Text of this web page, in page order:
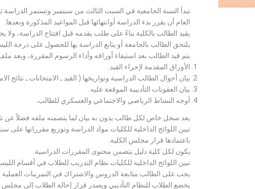
تبدأ السنة الجامعية في السبت الثالث من سبتمبر وتستمر
العام أن يقرر بدء الدراسة أوانتهائها قبل المواعيد المذكورة وبعدها.
يقيد الطالب بالكلية بناءً على طلب يقدمه قبل افتتاح الدراسة،
يلتحق الطالب بالجامعة أو يتابع الدراسة بها للحصول على درجة
يتم قيد الطالب بعد استيفاء أوراقه وأداء الرسوم المقررة،
الأوراق المقدمة لإجراء القيد.
بيان أحوال الطالب الدراسية وتواريخها ( القيد ـ الامتحانات ـ نتائح
بيان العقوبات التأديبية الموقعة عليه.
أوجه النشاط الرياضي والاجتماعي والعسكري للطالب.
يعد سجل خاص لكل طالب يدون به بيان لما يتضمنه ملفه فضلاً عن
تبين اللوائح الداخلية للكليات مواد الدراسة وتوزيع
باعتمادها قرار مجلس الكلية.
يكون لكل كلية دليل يتضمن محتوى المقررات الدراسية.
تبين اللوائح الداخلية للكليات نظام التدريب للطلاب في أقسام
يجب على الطالب متابعة الدروس والاشتراك في التمرينات العملية
يخضع الطلاب للنظام التأديبي ويصدر قرار إحالة الطلاب إلى